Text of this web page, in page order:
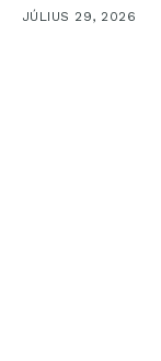
JÚLIUS 29, 2026